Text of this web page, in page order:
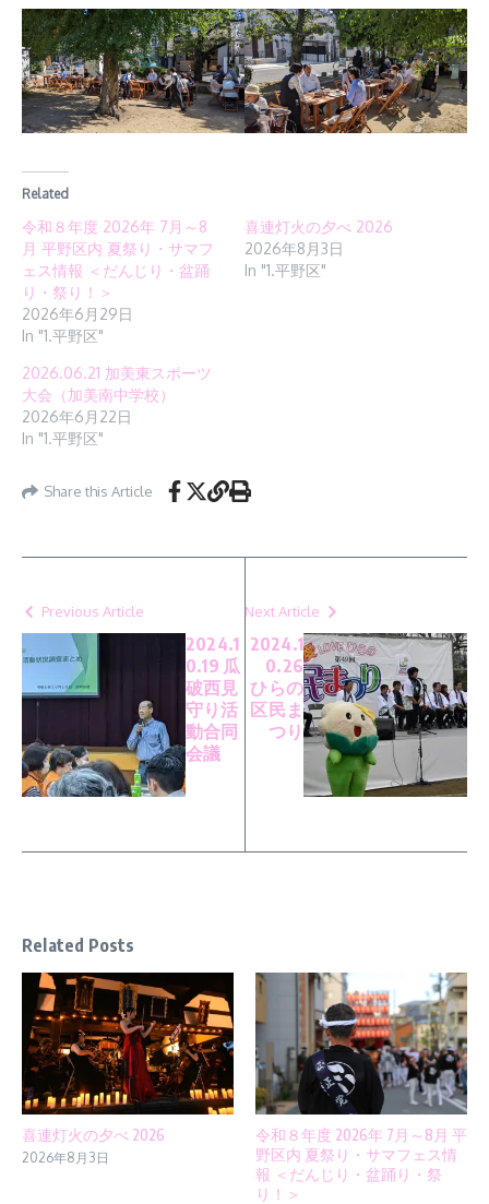
Related
令和８年度 2026年 7月～8
月 平野区内 夏祭り・サマフ
ェス情報 ＜だんじり・盆踊
り・祭り！＞
2026年6月29日
In "1.平野区"
喜連灯火の夕べ 2026
2026年8月3日
In "1.平野区"
2026.06.21 加美東スポーツ
大会（加美南中学校）
2026年6月22日
In "1.平野区"
Share this Article
Previous Article
2024.1
0.19 瓜
破西見
守り活
動合同
会議
Next Article
2024.1
0.26
ひらの
区民ま
つり
Related Posts
喜連灯火の夕べ 2026
2026年8月3日
令和８年度 2026年 7月～8月 平
野区内 夏祭り・サマフェス情
報 ＜だんじり・盆踊り・祭
り！＞